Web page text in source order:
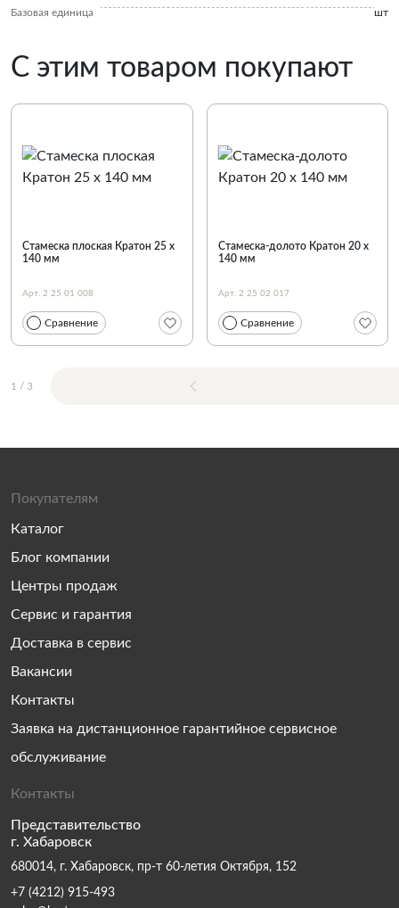
Базовая единица
шт
С этим товаром покупают
Стамеска плоская Кратон 25 х
140 мм
Арт. 2 25 01 008
Сравнение
Стамеска-долото Кратон 20 х
140 мм
Арт. 2 25 02 017
Сравнение
1 / 3
Покупателям
Каталог
Блог компании
Центры продаж
Сервис и гарантия
Доставка в сервис
Вакансии
Контакты
Заявка на дистанционное гарантийное сервисное
обслуживание
Контакты
Представительство
г. Хабаровск
680014, г. Хабаровск, пр-т 60-летия Октября, 152
+7 (4212) 915-493